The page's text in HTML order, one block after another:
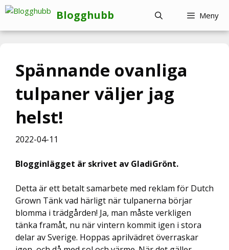
Hoppa
innehåll
Blogghubb Meny
Spännande ovanliga
tulpaner väljer jag
helst!
2022-04-11
Blogginlägget är skrivet av GladiGrönt.
Detta är ett betalt samarbete med reklam för Dutch
Grown Tänk vad härligt när tulpanerna börjar
blomma i trädgården! Ja, man måste verkligen
tänka framåt, nu när vintern kommit igen i stora
delar av Sverige. Hoppas aprilvädret överraskar